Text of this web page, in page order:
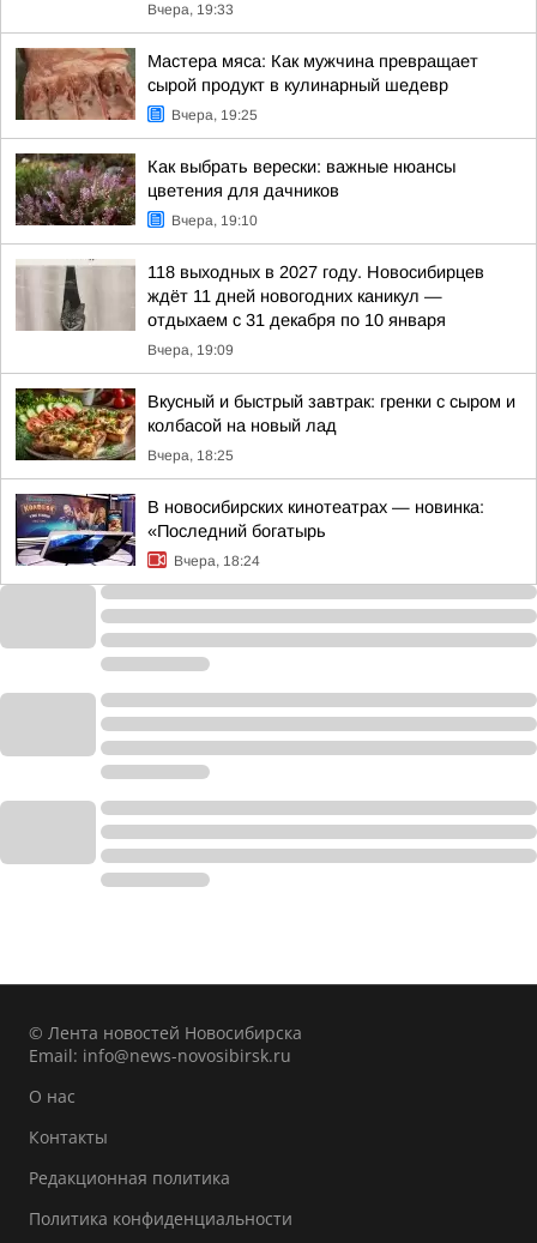
Вчера, 19:33
Мастера мяса: Как мужчина превращает
сырой продукт в кулинарный шедевр
Вчера, 19:25
Как выбрать верески: важные нюансы
цветения для дачников
Вчера, 19:10
118 выходных в 2027 году. Новосибирцев
ждёт 11 дней новогодних каникул —
отдыхаем с 31 декабря по 10 января
Вчера, 19:09
Вкусный и быстрый завтрак: гренки с сыром и
колбасой на новый лад
Вчера, 18:25
В новосибирских кинотеатрах — новинка:
«Последний богатырь
Вчера, 18:24
© Лента новостей Новосибирска
Email: info@news-novosibirsk.ru
О нас
Контакты
Редакционная политика
Политика конфиденциальности